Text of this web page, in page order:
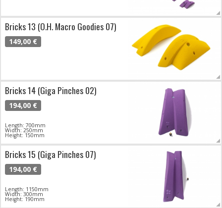
Bricks 13 (O.H. Macro Goodies 07)
149,00 €
Bricks 14 (Giga Pinches 02)
194,00 €
Length: 700mm
Width: 250mm
Height: 150mm
Bricks 15 (Giga Pinches 07)
194,00 €
Length: 1150mm
Width: 300mm
Height: 190mm